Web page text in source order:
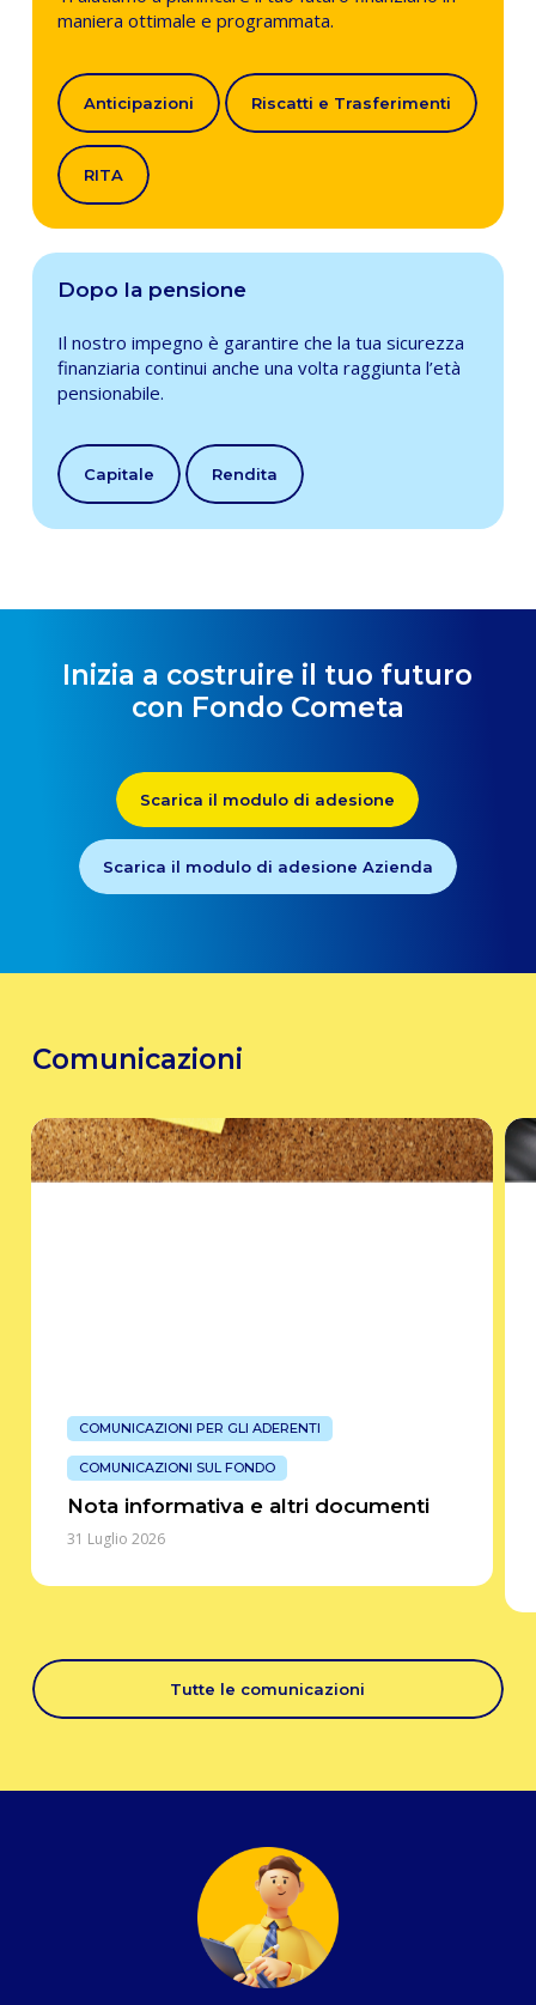
maniera ottimale e programmata.
Anticipazioni Riscatti e Trasferimenti
RITA
Dopo la pensione
Il nostro impegno è garantire che la tua sicurezza
finanziaria continui anche una volta raggiunta l’età
pensionabile.
Capitale Rendita
Inizia a costruire il tuo futuro
con Fondo Cometa
Scarica il modulo di adesione
Scarica il modulo di adesione Azienda
Comunicazioni
Nota
informativa
e
COMUNICAZIONI PER GLI ADERENTI
COMUNICAZIONI SUL FONDO
Nota informativa e altri documenti
31 Luglio 2026
Tutte le comunicazioni